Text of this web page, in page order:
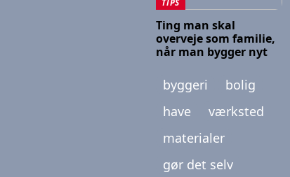
Ting man skal
overveje som familie,
når man bygger nyt
byggeri
bolig
have
værksted
materialer
gør det selv